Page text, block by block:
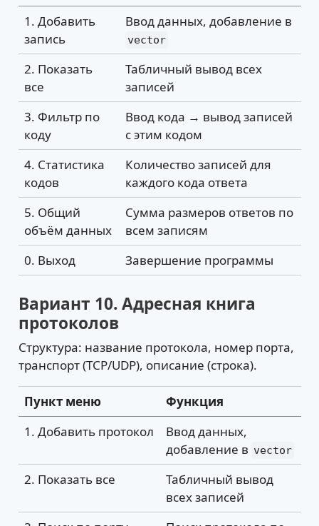
1. Добавить
запись
Ввод данных, добавление в
vector
2. Показать
все
Табличный вывод всех
записей
3. Фильтр по
коду
Ввод кода → вывод записей
с этим кодом
4. Статистика
кодов
Количество записей для
каждого кода ответа
5. Общий
объём данных
Сумма размеров ответов по
всем записям
0. Выход
Завершение программы
Вариант 10. Адресная книга
протоколов
Структура: название протокола, номер порта,
транспорт (TCP/UDP), описание (строка).
Пункт меню
Функция
1. Добавить протокол
Ввод данных,
добавление в vector
2. Показать все
Табличный вывод
всех записей